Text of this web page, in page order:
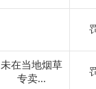
未在当地烟草
专卖...